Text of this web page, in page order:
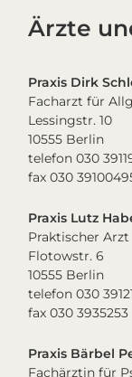
Ärzte
Praxis Dirk
Facharzt für
Lessingstr. 10
10555 Berlin
telefon 030
fax 030
Praxis Lutz
Praktischer Arzt
Flotowstr. 6
10555 Berlin
telefon 030
fax 030 3935253
Praxis Bärbel
Fachärztin für